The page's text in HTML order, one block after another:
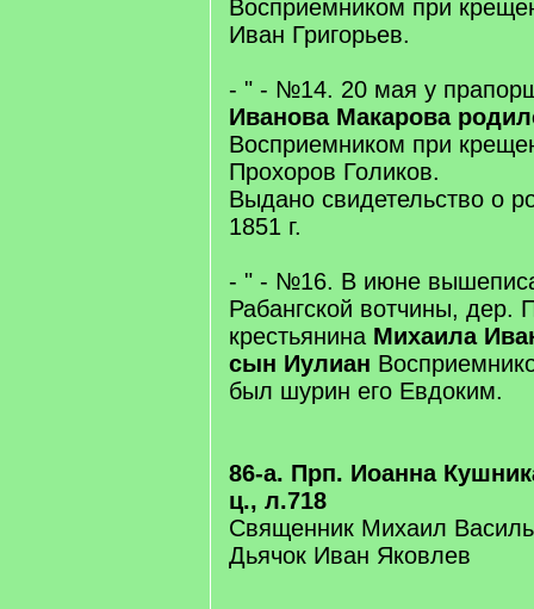
Восприемником при
Иван Григорьев.
- " - №14. 20 мая у
Иванова Макарова
Восприемником при
Прохоров Голиков.
Выдано свидетельство о
1851 г.
- " - №16. В июне
Рабангской вотчины, дер.
крестьянина Михаила
сын Иулиан
был шурин его Евдоким.
86-а. Прп. Иоанна
ц., л.718
Священник Михаил
Дьячок Иван Яковлев